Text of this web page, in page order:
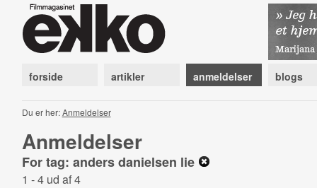
forside artikler anmeldelser blogs
Du er her:Anmeldelser
Anmeldelser
For tag: anders danielsen lie
1 - 4 ud af 4